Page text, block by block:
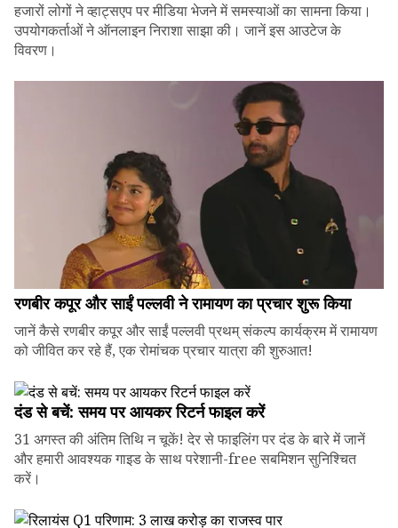
हजारों लोगों ने व्हाट्सएप पर मीडिया भेजने में समस्याओं का सामना किया।
उपयोगकर्ताओं ने ऑनलाइन निराशा साझा की। जानें इस आउटेज के
विवरण।
रणबीर कपूर और साईं पल्लवी ने रामायण का प्रचार शुरू किया
जानें कैसे रणबीर कपूर और साईं पल्लवी प्रथम् संकल्प कार्यक्रम में रामायण
को जीवित कर रहे हैं, एक रोमांचक प्रचार यात्रा की शुरुआत!
दंड से बचें: समय पर आयकर रिटर्न फाइल करें
31 अगस्त की अंतिम तिथि न चूकें! देर से फाइलिंग पर दंड के बारे में जानें
और हमारी आवश्यक गाइड के साथ परेशानी-free सबमिशन सुनिश्चित
करें।